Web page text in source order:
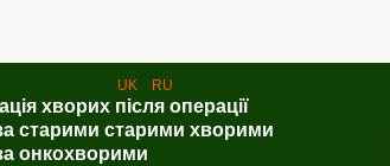
UK RU
хворих після операції
старими старими хворими
онкохворими